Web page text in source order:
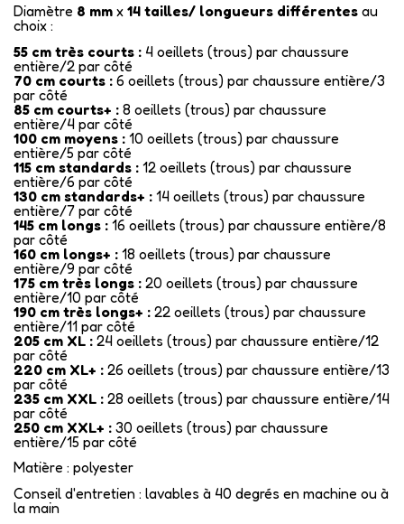
Diamètre 8 mm x 14 tailles/ longueurs différentes au
choix :
55 cm très courts : 4 oeillets (trous) par chaussure
entière/2 par côté
70 cm courts : 6 oeillets (trous) par chaussure entière/3
par côté
85 cm courts+ : 8 oeillets (trous) par chaussure
entière/4 par côté
100 cm moyens : 10 oeillets (trous) par chaussure
entière/5 par côté
115 cm standards : 12 oeillets (trous) par chaussure
entière/6 par côté
130 cm standards+ : 14 oeillets (trous) par chaussure
entière/7 par côté
145 cm longs : 16 oeillets (trous) par chaussure entière/8
par côté
160 cm longs+ : 18 oeillets (trous) par chaussure
entière/9 par côté
175 cm très longs : 20 oeillets (trous) par chaussure
entière/10 par côté
190 cm très longs+ : 22 oeillets (trous) par chaussure
entière/11 par côté
205 cm XL : 24 oeillets (trous) par chaussure entière/12
par côté
220 cm XL+ : 26 oeillets (trous) par chaussure entière/13
par côté
235 cm XXL : 28 oeillets (trous) par chaussure entière/14
par côté
250 cm XXL+ : 30 oeillets (trous) par chaussure
entière/15 par côté
Matière : polyester
Conseil d'entretien : lavables à 40 degrés en machine ou à
la main